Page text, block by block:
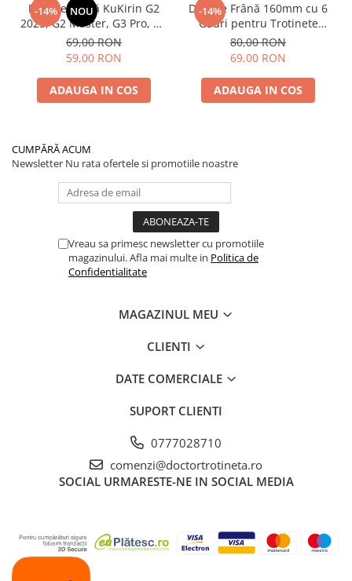
-14% NOU
Plăcuțe Frână KuKirin G2
2025, G2 Master, G3 Pro, G4
– Set 2 Bucăți (Față sau
Spate) Premium
69,00 RON
59,00 RON
ADAUGA IN COS
-14%
Disc de Frână 160mm cu 6
Găuri pentru Trotinete
Electrice KuKirin G4 (Model
2025) și KuKirin G2 –
Performanță Premium
80,00 RON
69,00 RON
ADAUGA IN COS
CUMPĂRĂ ACUM
Newsletter Nu rata ofertele si promotiile noastre
Vreau sa primesc newsletter cu promotiile
magazinului. Afla mai multe in Politica de
Confidentialitate
MAGAZINUL MEU
CLIENTI
DATE COMERCIALE
SUPORT CLIENTI
0777028710
comenzi@doctortrotineta.ro
SOCIAL URMARESTE-NE IN SOCIAL MEDIA